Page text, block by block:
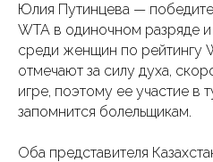
Юлия Путинцева —
WTA в одиночном разряде и
среди женщин по рейтингу
отмечают за силу духа,
игре, поэтому ее участие в
запомнится болельщикам.
Оба представителя